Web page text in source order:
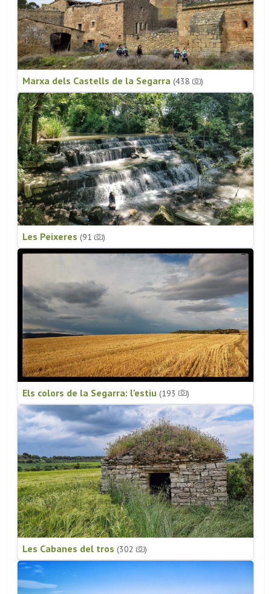
Marxa dels Castells de la Segarra (438 )
Les Peixeres (91 )
Els colors de la Segarra: l'estiu (193 )
Les Cabanes del tros (302 )